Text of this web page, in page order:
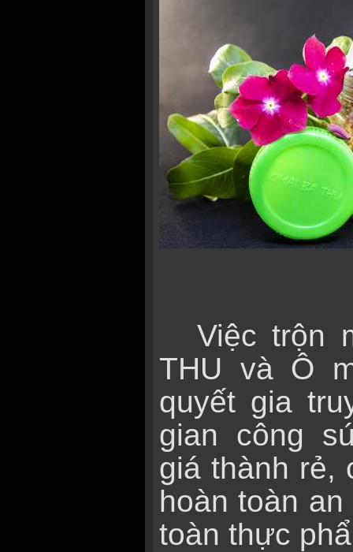
Việc trộn
THU và Ô
quyết gia
gian công
giá thành rẻ,
hoàn toàn
toàn thực